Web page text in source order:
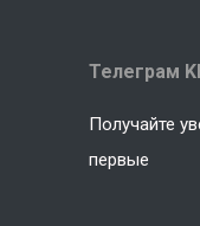
Телеграм
Получайте
первые